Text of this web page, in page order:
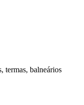
termas, balneários